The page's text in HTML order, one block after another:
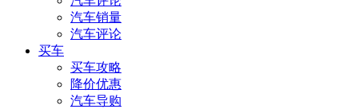
汽车销量
汽车评论
买车
买车攻略
降价优惠
汽车导购